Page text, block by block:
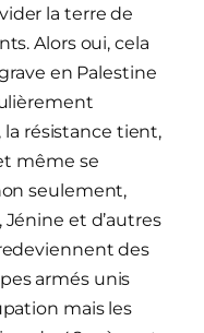
la terre de
Alors oui, cela
en Palestine
la résistance tient,
même se
seulement,
et d’autres
des
armés unis
mais les